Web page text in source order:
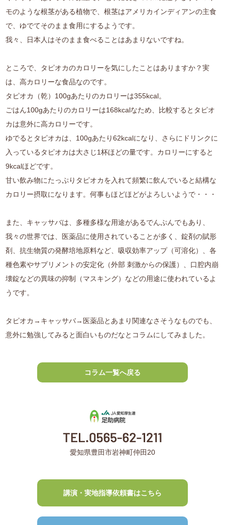
モのような根茎がある植物で、根茎はアメリカインディアンの主食
で、ゆでてそのまま食用にするようです。
我々、日本人はそのまま食べることはあまりないですね。
ところで、タピオカのカロリーを気にしたことはありますか？実
は、高カロリーな食品なのです。
タピオカ（乾）100gあたりのカロリーは355kcal。
ごはん100gあたりのカロリーは168kcalなため、比較するとタピオ
カは意外に高カロリーです。
ゆでるとタピオカは、100gあたり62kcalになり、さらにドリンクに
入っているタピオカは大さじ1杯ほどの量です。カロリーにすると
9kcalほどです。
甘い飲み物にたっぷりタピオカを入れて頻繁に飲んでいると結構な
カロリー摂取になります。何事もほどほどがよろしいようで・・・
また、キャッサバは、多種多様な用途があるでんぷんでもあり、
我々の世界では、医薬品に使用されていることが多く、錠剤の賦形
剤、抗生物質の発酵培地原料など、吸収効率アップ（可溶化）、各
種色素やサプリメントの安定化（外部 刺激からの保護）、口腔内崩
壊錠などの異味の抑制（マスキング）などの用途に使われているよ
うです。
タピオカ→キャッサバ→医薬品とあまり関連なさそうなものでも、
意外に勉強してみると面白いものだなとコラムにしてみました。
コラム一覧へ戻る
愛知県豊田市岩神町仲田20
講演・実地指導依頼書はこちら